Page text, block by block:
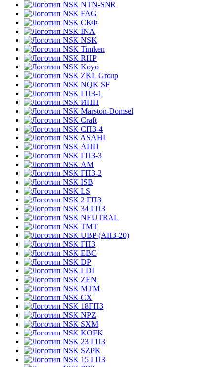
NTN-SNR
FAG
СКФ
INA
NSK
Timken
RHP
Koyo
ZKL Group
NQK SF
ГПЗ-1
ИПП
Marston-Domsel
Craft
СПЗ-4
ASAHI
АПП
ГПЗ-3
АМ
ГПЗ-2
ISB
LS
2 ГПЗ
34 ГПЗ
NEUTRAL
TMT
UBP (АПЗ-20)
ГПЗ
EBC
DP
LDI
ZEN
MTM
CX
18ГПЗ
NPZ
SXM
KOFK
23 ГПЗ
SZPK
15 ГПЗ